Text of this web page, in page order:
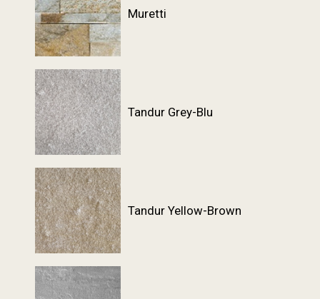
Muretti
Tandur Grey-Blu
Tandur Yellow-Brown